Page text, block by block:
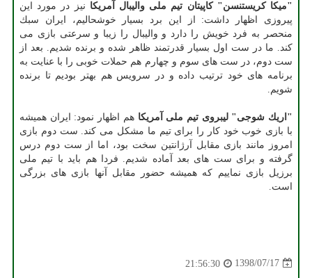
"میكا كریستنسن" كاپیتان تیم ملی والیبال آمریكا نیز در مورد این
پیروزی اظهار داشت: از این برد بسیار خوشحالیم، ایران سبك
منحصر به فرد خویش را دارد و والیبال را زیبا و سرعتی بازی می
كند. ما در ست اول بسیار قدرتمند ظاهر شده و برنده شدیم. بعد از
ست دوم، در ست های سوم و چهارم هم حملات خوبی را با عنایت به
برنامه های خود ترتیب داده و در سرویس هم بهتر بودیم تا برنده
شویم.
"اریك شوجی" لیبروی تیم ملی آمریكا هم اظهار نمود: ایران همیشه
با بازی خوب خود كار را برای تیم ما مشكل می كند. ست دوم بازی
امروز مانند بازی مقابل آرژانتین سخت بود، اما از ست دوم درس
گرفته و برای ست های بعد آماده شدیم. فردا هم باید با تیم ملی
برزیل بازی نماییم كه همیشه حضور مقابل آنها بازی های بزرگی
است.
1398/07/17
21:56:30